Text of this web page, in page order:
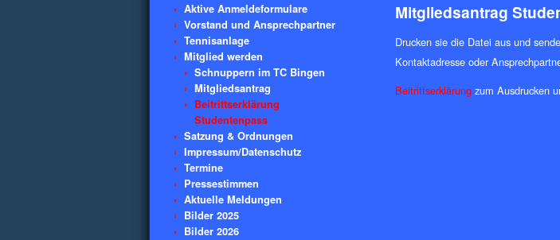
Aktive Anmeldeformulare
Vorstand und Ansprechpartner
Tennisanlage
Mitglied werden
Schnuppern im TC Bingen
Mitgliedsantrag
Beitrittserklärung
Studentenpass
Satzung & Ordnungen
Impressum/Datenschutz
Termine
Pressestimmen
Aktuelle Meldungen
Bilder 2025
Bilder 2026
Mitgliedsantrag
Drucken sie die Datei aus und
Kontaktadresse oder
Beitrittserklärung zum Ausdrucken